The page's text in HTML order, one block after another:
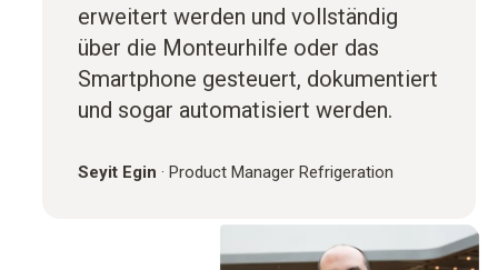
erweitert werden und vollständig
über die Monteurhilfe oder das
Smartphone gesteuert, dokumentiert
und sogar automatisiert werden.
Seyit Egin · Product Manager Refrigeration